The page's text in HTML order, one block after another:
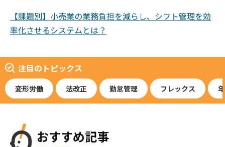
【課題別】小売業の業務負担を減らし、シフト管理を効
率化させるシステムとは？
注目のトピックス
変形労働 法改正 勤怠管理 フレックス
おすすめ記事